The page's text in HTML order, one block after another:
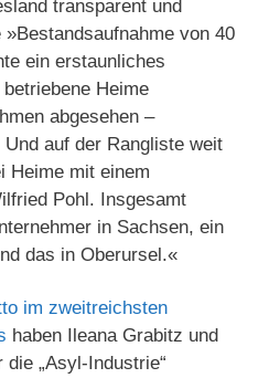
transparent und
von 40
ein erstaunliches
Heime
abgesehen –
auf der Rangliste weit
Heime mit einem
Pohl. Insgesamt
in Sachsen, ein
das in Oberursel.«
im zweitreichsten
haben Ileana Grabitz und
„Asyl-Industrie“